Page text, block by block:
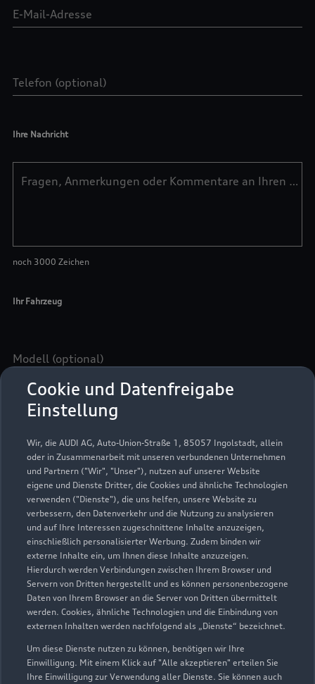
Cookie und Datenfreigabe
Einstellung
Wir, die AUDI AG, Auto-Union-Straße 1, 85057 Ingolstadt, allein
oder in Zusammenarbeit mit unseren verbundenen Unternehmen
und Partnern ("Wir", "Unser"), nutzen auf unserer Website
eigene und Dienste Dritter, die Cookies und ähnliche Technologien
verwenden ("Dienste"), die uns helfen, unsere Website zu
verbessern, den Datenverkehr und die Nutzung zu analysieren
und auf Ihre Interessen zugeschnittene Inhalte anzuzeigen,
einschließlich personalisierter Werbung. Zudem binden wir
externe Inhalte ein, um Ihnen diese Inhalte anzuzeigen.
Hierdurch werden Verbindungen zwischen Ihrem Browser und
Servern von Dritten hergestellt und es können personenbezogene
Daten von Ihrem Browser an die Server von Dritten übermittelt
werden. Cookies, ähnliche Technologien und die Einbindung von
externen Inhalten werden nachfolgend als „Dienste“ bezeichnet.
Um diese Dienste nutzen zu können, benötigen wir Ihre
Einwilligung. Mit einem Klick auf "Alle akzeptieren" erteilen Sie
Ihre Einwilligung zur Verwendung aller Dienste. Sie können auch